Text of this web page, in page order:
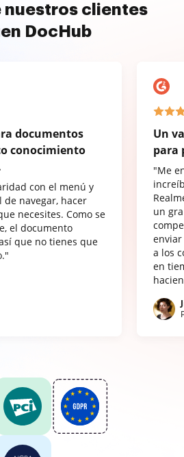
nuestros clientes
DocHub
documentos
conocimiento
con el menú y
de navegar, hacer
necesites. Como se
el documento
que no tienes que
Un
para
"Me
un
a los
en